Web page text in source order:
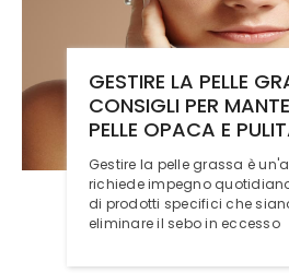
GESTIRE LA PELLE
CONSIGLI PER
PELLE OPACA E
Gestire la pelle grassa è
richiede impegno
di prodotti specifici che
eliminare il sebo in eccesso